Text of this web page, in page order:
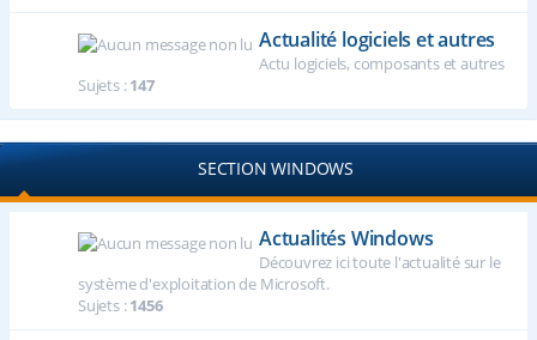
Actualité logiciels et autres
Actu logiciels, composants et autres
Sujets :147
SECTION WINDOWS
Actualités Windows
Découvrez ici toute l'actualité sur le
système d'exploitation de Microsoft.
Sujets :1456